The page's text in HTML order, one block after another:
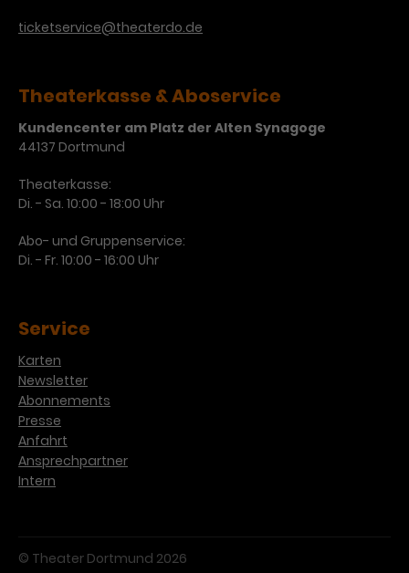
ticketservice@theaterdo.de
Theaterkasse & Aboservice
Kundencenter am Platz der Alten Synagoge
44137 Dortmund
Theaterkasse:
Di. - Sa. 10:00 - 18:00 Uhr
Abo- und Gruppenservice:
Di. - Fr. 10:00 - 16:00 Uhr
Service
Karten
Newsletter
Abonnements
Presse
Anfahrt
Ansprechpartner
Intern
© Theater Dortmund 2026